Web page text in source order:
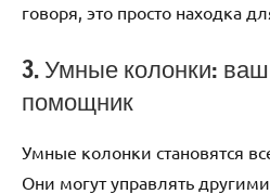
говоря, это просто находка
3. Умные колонки:
помощник
Умные колонки становятся
Они могут управлять